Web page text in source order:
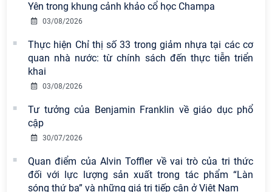
Yên trong khung cảnh khảo cổ học Champa
03/08/2026
Thực hiện Chỉ thị số 33 trong giảm nhựa tại các cơ
quan nhà nước: từ chính sách đến thực tiễn triển
khai
03/08/2026
Tư tưởng của Benjamin Franklin về giáo dục phổ
cập
30/07/2026
Quan điểm của Alvin Toffler về vai trò của tri thức
đối với lực lượng sản xuất trong tác phẩm “Làn
sóng thứ ba” và những giá trị tiếp cận ở Việt Nam